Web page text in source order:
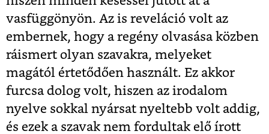
vasfüggönyön. Az is reveláció volt az
embernek, hogy a regény olvasása közben
ráismert olyan szavakra, melyeket
magától értetődően használt. Ez akkor
furcsa dolog volt, hiszen az irodalom
nyelve sokkal nyársat nyeltebb volt addig,
és ezek a szavak nem fordultak elő írott